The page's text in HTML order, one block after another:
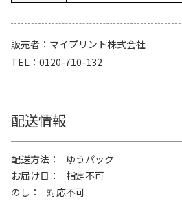
販売者
マイプリント株式会社
TEL
0120-710-132
配送情報
配送方法
ゆうパック
お届け日
指定不可
のし
対応不可